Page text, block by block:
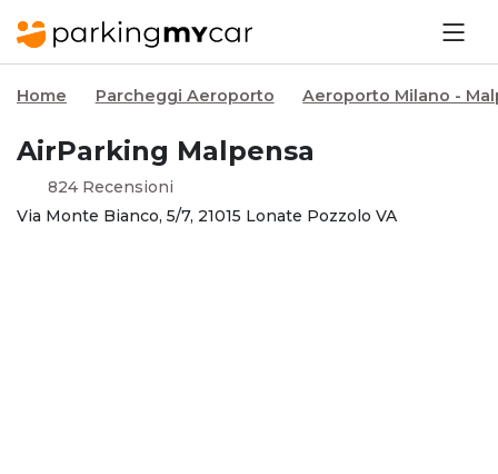
Home Parcheggi Aeroporto Aeroporto Milano -
AirParking Malpensa
824 Recensioni
Via Monte Bianco, 5/7, 21015 Lonate Pozzolo VA